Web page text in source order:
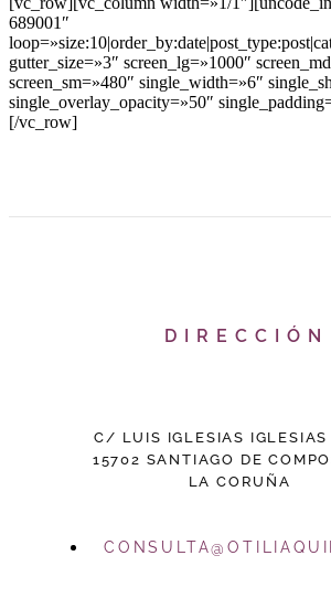
689001″
gutter_size=»3″ screen_lg=»1000″
screen_sm=»480″ single_width=»6″
single_overlay_opacity=»50″
[/vc_row]
DIRECCIÓN
C/ LUIS IGLESIAS IGLESIAS
15702 SANTIAGO DE
LA CORUÑA